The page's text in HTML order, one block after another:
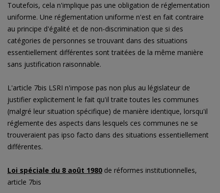
Toutefois, cela n'implique pas une obligation de réglementation
uniforme. Une réglementation uniforme n'est en fait contraire
au principe d'égalité et de non-discrimination que si des
catégories de personnes se trouvant dans des situations
essentiellement différentes sont traitées de la même manière
sans justification raisonnable.
L'article 7bis LSRI n'impose pas non plus au législateur de
justifier explicitement le fait qu'il traite toutes les communes
(malgré leur situation spécifique) de manière identique, lorsqu'il
réglemente des aspects dans lesquels ces communes ne se
trouveraient pas ipso facto dans des situations essentiellement
différentes.
Loi spéciale du 8 août 1980 de réformes institutionnelles,
article 7bis